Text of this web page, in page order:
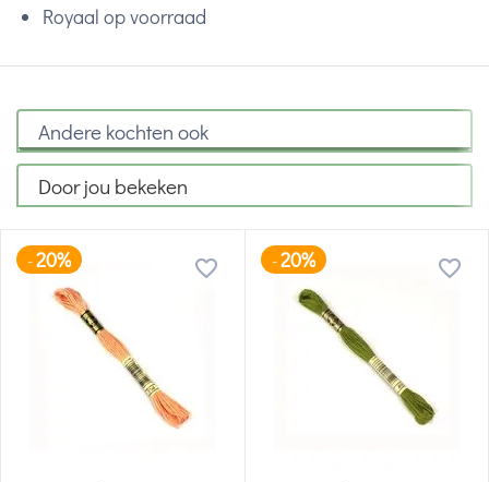
Royaal op voorraad
Andere kochten ook
Door jou bekeken
-20% -20%